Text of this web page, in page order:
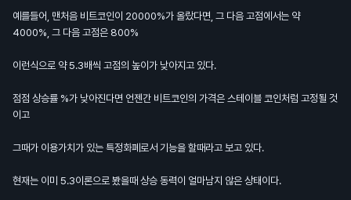
예를들어, 맨처음 비트코인이 20000%가 올랐다면, 그 다음 고점에서는 약
4000%, 그 다음 고점은 800%
이런식으로 약 5.3배씩 고점의 높이가 낮아지고 있다.
점점 상승률 %가 낮아진다면 언젠간 비트코인의 가격은 스테이블 코인처럼 고정될 것
이고
그때가 이용가치가 있는 특정화폐로서 기능을 할때라고 보고 있다.
현재는 이미 5.3이론으로 봤을때 상승 동력이 얼마남지 않은 상태이다.